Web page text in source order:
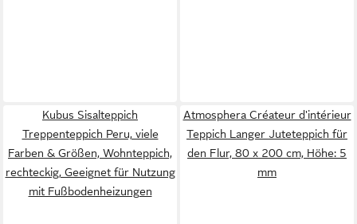
Kubus Sisalteppich
Treppenteppich Peru, viele
Farben & Größen, Wohnteppich,
rechteckig, Geeignet für Nutzung
mit Fußbodenheizungen
Atmosphera Créateur d'intérieur
Teppich Langer Juteteppich für
den Flur, 80 x 200 cm, Höhe: 5
mm